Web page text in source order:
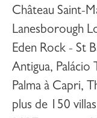
Château Saint-
Lanesborough
Eden Rock - St
Antigua, Palácio
Palma à Capri,
plus de 150